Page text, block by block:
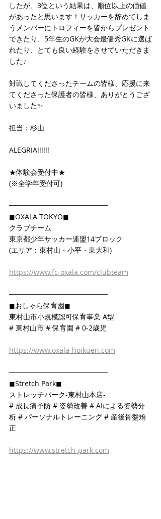
したが、3位という結果は、順位以上の価値
があったと思います！サッカーを辞めてしま
うメンバーにトロフィーを皆からプレゼント
できたり、5年生のGKが大会最優秀GKに選ば
れたり、とても良い経験をさせていただきま
した♪
対戦してくださったチームの皆様、応援に来
てくださった保護者の皆様、ありがとうござ
いました✨
担当：杉山
ALEGRIA!!!!!!
★体験会受付中★
(※全学年受付可)
━━━━━━━━━━━━━━
◼OXALA TOKYO◼
クラブチーム
東京都少年サッカー連盟14ブロック
(エリア：東村山・小平・東大和)
https://www.fc-oxala.com/clubteam
━━━━━━━━━━━━━━
◼おしゃら保育園◼
東村山市小規模認可保育事業 A型
# 東村山市 # 保育園 # 0-2歳児
https://www.oxala-hoikuen.com
━━━━━━━━━━━━━━
◼Stretch Park◼
ストレッチパーク-東村山本店-
# 成長痛予防 # 姿勢改善 # AIによる姿勢分
析 # パーソナルトレーニング # 産後骨盤矯
正
https://www.stretch-park.com